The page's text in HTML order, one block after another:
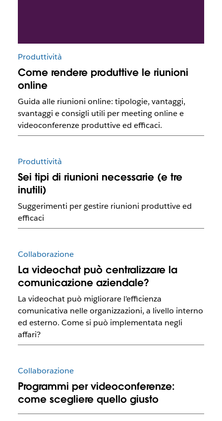
Produttività
Come rendere produttive le riunioni
online
Guida alle riunioni online: tipologie, vantaggi,
svantaggi e consigli utili per meeting online e
videoconferenze produttive ed efficaci.
Produttività
Sei tipi di riunioni necessarie (e tre
inutili)
Suggerimenti per gestire riunioni produttive ed
efficaci
Collaborazione
La videochat può centralizzare la
comunicazione aziendale?
La videochat può migliorare l'efficienza
comunicativa nelle organizzazioni, a livello interno
ed esterno. Come si può implementata negli
affari?
Collaborazione
Programmi per videoconferenze:
come scegliere quello giusto